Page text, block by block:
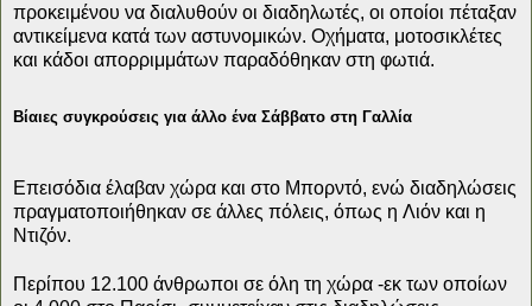
προκειμένου να διαλυθούν οι διαδηλωτές, οι οποίοι πέταξαν
αντικείμενα κατά των αστυνομικών. Οχήματα, μοτοσικλέτες
και κάδοι απορριμμάτων παραδόθηκαν στη φωτιά.
Βίαιες συγκρούσεις για άλλο ένα Σάββατο στη Γαλλία
Επεισόδια έλαβαν χώρα και στο Μπορντό, ενώ διαδηλώσεις
πραγματοποιήθηκαν σε άλλες πόλεις, όπως η Λιόν και η
Ντιζόν.
Περίπου 12.100 άνθρωποι σε όλη τη χώρα -εκ των οποίων